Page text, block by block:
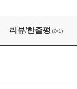
리뷰/한줄평 (0/1)